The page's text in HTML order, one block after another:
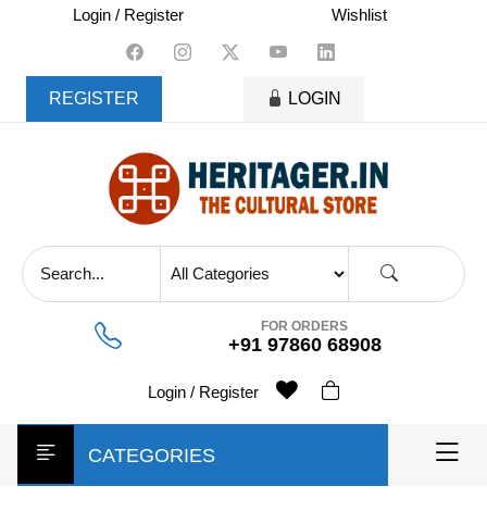
content
Login / Register Wishlist
REGISTER LOGIN
FOR ORDERS
+91 97860 68908
Login / Register
CATEGORIES